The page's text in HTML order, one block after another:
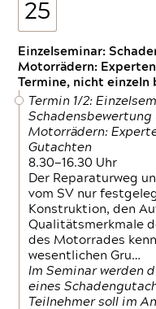
25
Einzelseminar:
Motorrädern:
Termine, nicht einzeln
Termin 1/2:
Schadensbewertung
Motorrädern:
Gutachten
8.30—16.30 Uhr
Der Reparaturweg
vom SV nur
Konstruktion, den
Qualitätsmerkmale
des Motorrades
wesentlichen Gru…
Im Seminar werden
eines
Teilnehmer soll im